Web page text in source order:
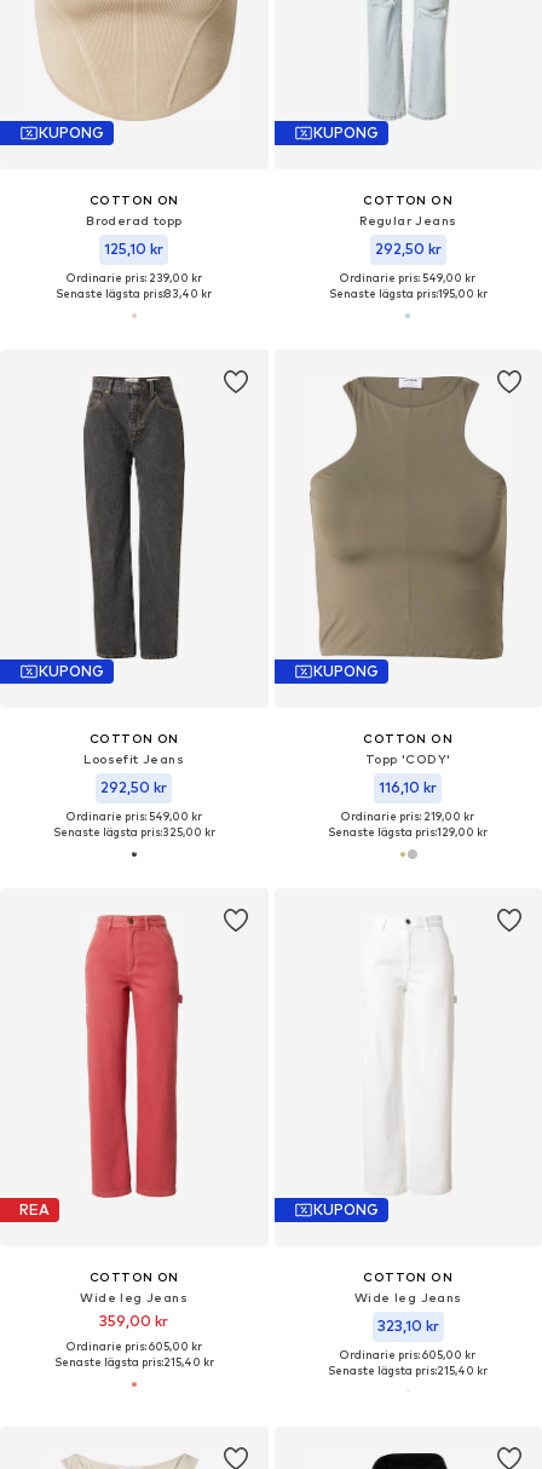
KUPONG
COTTON ON
Broderad topp
125,10 kr
Ordinarie pris: 239,00 kr
Senaste lägsta pris:83,40 kr
KUPONG
COTTON ON
Regular Jeans
292,50 kr
Ordinarie pris: 549,00 kr
Senaste lägsta pris:195,00 kr
KUPONG
COTTON ON
Loosefit Jeans
292,50 kr
Ordinarie pris: 549,00 kr
Senaste lägsta pris:325,00 kr
KUPONG
COTTON ON
Topp 'CODY'
116,10 kr
Ordinarie pris: 219,00 kr
Senaste lägsta pris:129,00 kr
REA
COTTON ON
Wide leg Jeans
359,00 kr
Ordinarie pris: 605,00 kr
Senaste lägsta pris:215,40 kr
KUPONG
COTTON ON
Wide leg Jeans
323,10 kr
Ordinarie pris: 605,00 kr
Senaste lägsta pris:215,40 kr